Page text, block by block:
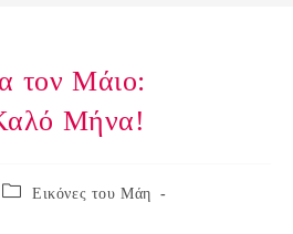
τον Μάιο:
Μήνα!
Post Εικόνες του Μάη